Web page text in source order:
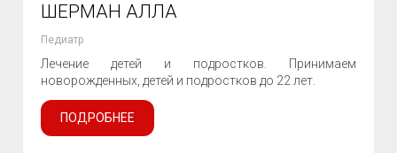
ШЕРМАН АЛЛА
Педиатр
Лечение детей и подростков. Принимаем
новорожденных, детей и подростков до 22 лет.
ПОДРОБНЕЕ